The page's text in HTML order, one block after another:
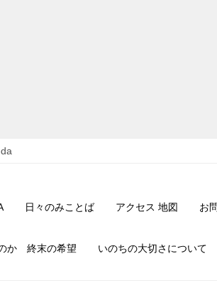
日々のみことば アクセス 地図 お
か 終末の希望 いのちの大切さについて